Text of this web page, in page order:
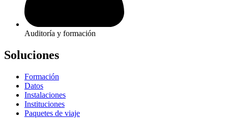
Auditoría y formación
Soluciones
Formación
Datos
Instalaciones
Instituciones
Paquetes de viaje